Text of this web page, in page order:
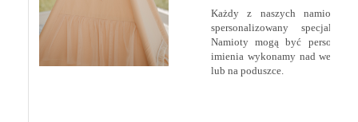
Każdy z naszych namiotów
spersonalizowany
Namioty mogą być
imienia wykonamy nad
lub na poduszce.